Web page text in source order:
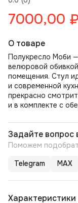
7000,00
О товаре
Полукресло Моби —
велюровой
помещения. Стул
и современной
прекрасно
и в комплекте с
Задайте вопрос
Поможем
Telegram MAX
Характеристики